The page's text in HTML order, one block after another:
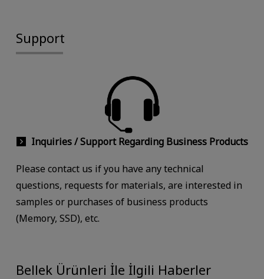
Support
Inquiries / Support Regarding Business Products
Please contact us if you have any technical
questions, requests for materials, are interested in
samples or purchases of business products
(Memory, SSD), etc.
Bellek Ürünleri İle İlgili Haberler